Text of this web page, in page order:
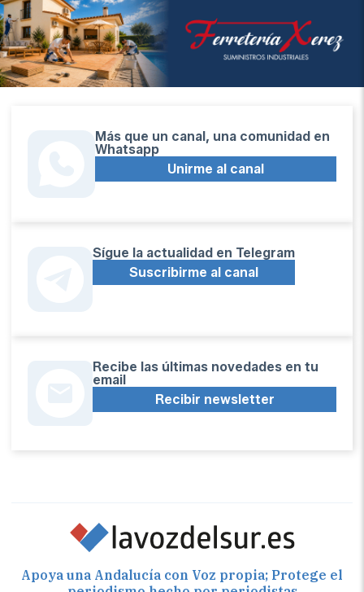
Más que un canal, una comunidad en
Whatsapp
Unirme al canal
Sígue la actualidad en Telegram
Suscribirme al canal
Recibe las últimas novedades en tu
email
Recibir newsletter
Apoya una Andalucía con Voz propia; Protege el